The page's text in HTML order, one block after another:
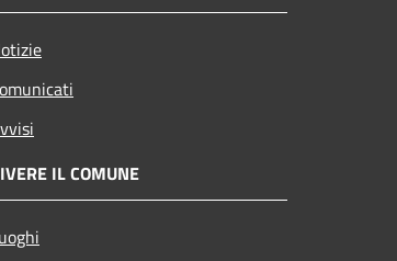
IL COMUNE